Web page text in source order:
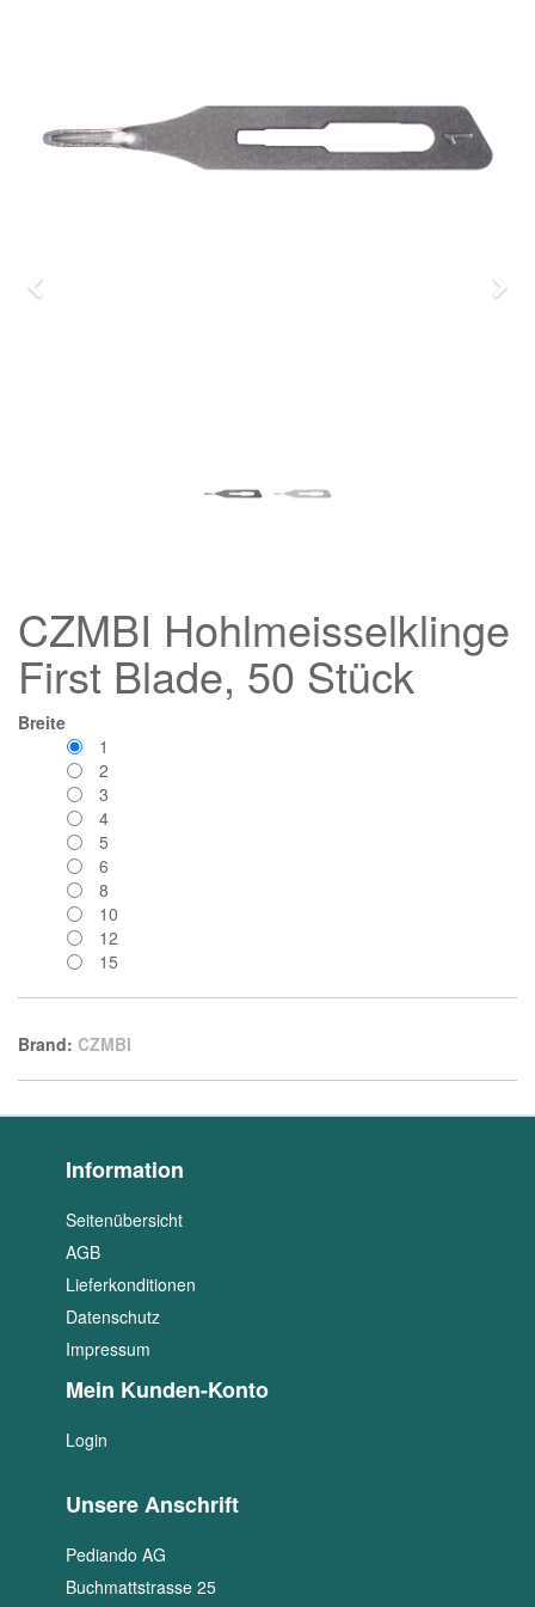
CZMBI Hohlmeisselklinge
First Blade, 50 Stück
Breite
1
2
3
4
5
6
8
10
12
15
Brand: CZMBI
Information
Seitenübersicht
AGB
Lieferkonditionen
Datenschutz
Impressum
Mein Kunden-Konto
Login
Unsere Anschrift
Pediando AG
Buchmattstrasse 25